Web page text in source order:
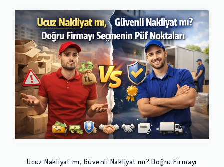
Ucuz Nakliyat mı, Güvenli Nakliyat mı? Doğru Firmayı